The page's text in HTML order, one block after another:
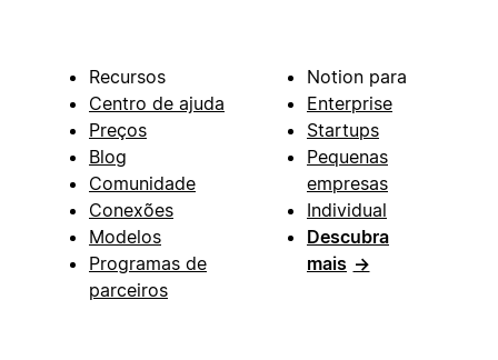
Recursos
Centro de ajuda
Preços
Blog
Comunidade
Conexões
Modelos
Programas de
parceiros
Notion para
Enterprise
Startups
Pequenas
empresas
Individual
Descubra
mais →